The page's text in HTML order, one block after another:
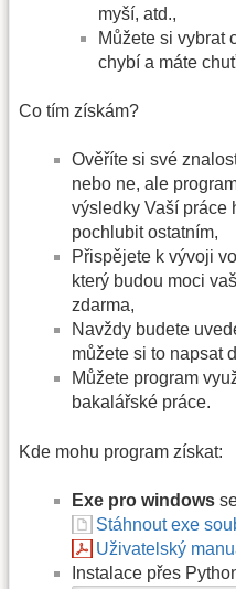
myší, atd.,
Můžete si vybrat
chybí a máte
Co tím získám?
Ověříte si své
nebo ne, ale
výsledky Vaší práce
pochlubit ostatním,
Přispějete k vývoji
který budou moci
zdarma,
Navždy budete
můžete si to napsat
Můžete program
bakalářské práce.
Kde mohu program získat:
Exe pro windows
Stáhnout exe
Uživatelský
Instalace přes